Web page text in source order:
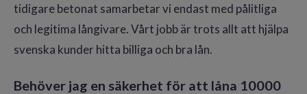
tidigare betonat samarbetar vi endast med pålitliga
och legitima långivare. Vårt jobb är trots allt att hjälpa
svenska kunder hitta billiga och bra lån.
Behöver jag en säkerhet för att låna 10000